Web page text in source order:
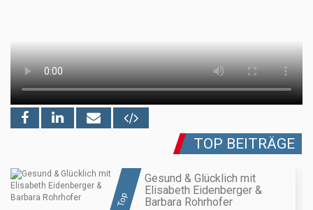
TOP BEITRÄGE
Top
Gesund & Glücklich mit
Elisabeth Eidenberger &
Barbara Rohrhofer